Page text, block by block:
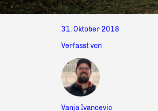
31. Oktober 2018
Verfasst von
Vanja Ivancevic